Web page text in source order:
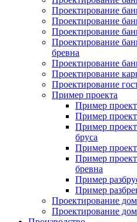
Проектирование
Проектирование
Проектирование
Проектирование
бревна
Проектирование
Проектирование
Проектирование
Пример проекта
Пример
Пример
Пример
бруса
Пример
Пример
бревна
Пример
Пример
Проектирование
Проектирование